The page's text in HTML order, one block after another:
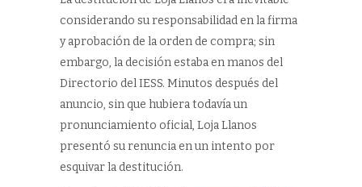
considerando su responsabilidad en la firma
y aprobación de la orden de compra; sin
embargo, la decisión estaba en manos del
Directorio del IESS. Minutos después del
anuncio, sin que hubiera todavía un
pronunciamiento oficial, Loja Llanos
presentó su renuncia en un intento por
esquivar la destitución.